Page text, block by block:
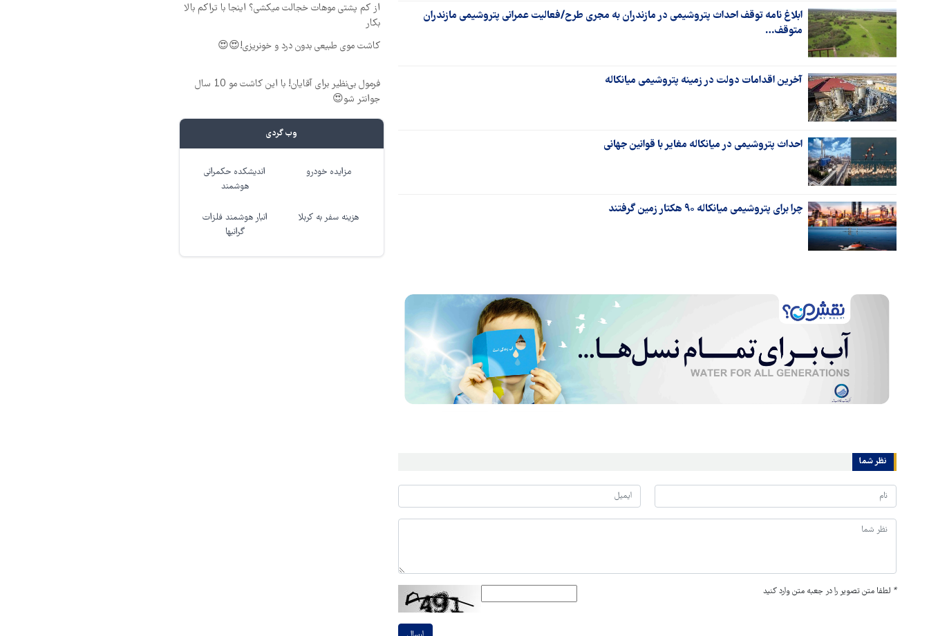
ابلاغ نامه توقف احداث پتروشیمی در مازندران به مجری طرح/فعالیت عمرانی پتروشیمی مازندران
متوقف…
آخرین اقدامات دولت در زمینه پتروشیمی میانکاله
احداث پتروشیمی در میانکاله مغایر با قوانین جهانی
چرا برای پتروشیمی میانکاله ۹۰ هکتار زمین گرفتند
نظر شما
* لطفا متن تصویر را در جعبه متن وارد کنید
از کم پشتی موهات خجالت میکشی؟ اینجا با تراکم بالا
بکار
کاشت موی طبیعی بدون درد و خونریزی!😍😍
فرمول بی‌نظیر برای آقایان! با این کاشت مو 10 سال
جوانتر شو😍
وب گردی
مزایده خودرو
اندیشکده حکمرانی
هوشمند
هزینه سفر به کربلا
انبار هوشمند فلزات
گرانبها